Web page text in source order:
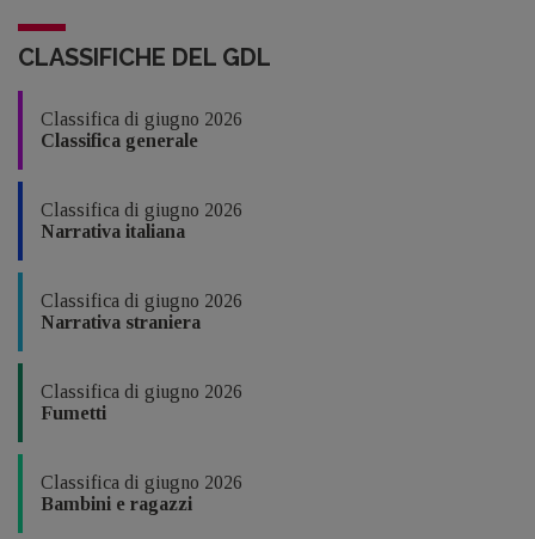
CLASSIFICHE DEL GDL
Classifica di giugno 2026
Classifica generale
Classifica di giugno 2026
Narrativa italiana
Classifica di giugno 2026
Narrativa straniera
Classifica di giugno 2026
Fumetti
Classifica di giugno 2026
Bambini e ragazzi